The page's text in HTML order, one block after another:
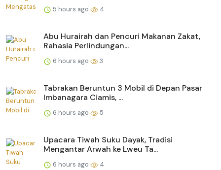
5 hours ago 4
Abu Hurairah dan Pencuri Makanan Zakat,
Rahasia Perlindungan...
6 hours ago 3
Tabrakan Beruntun 3 Mobil di Depan Pasar
Imbanagara Ciamis, ...
6 hours ago 5
Upacara Tiwah Suku Dayak, Tradisi
Mengantar Arwah ke Lweu Ta...
6 hours ago 4